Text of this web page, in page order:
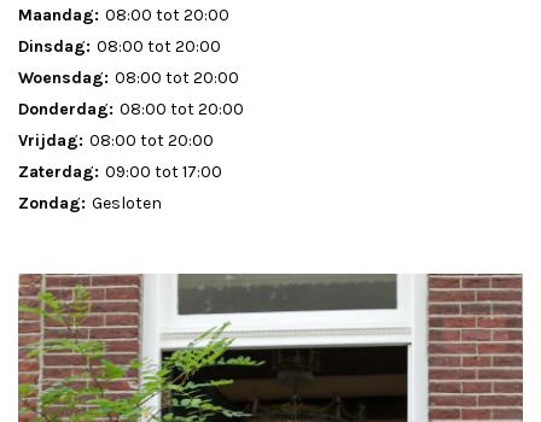
Maandag: 08:00 tot 20:00
Dinsdag: 08:00 tot 20:00
Woensdag: 08:00 tot 20:00
Donderdag: 08:00 tot 20:00
Vrijdag: 08:00 tot 20:00
Zaterdag: 09:00 tot 17:00
Zondag: Gesloten